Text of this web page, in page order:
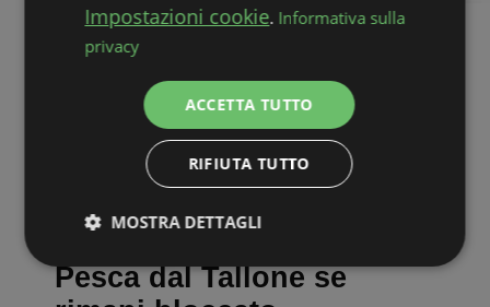
altre carte. In questo gioco rendi disponibili
nuove carte quando abbini delle carte. Per
inferiore, scopri nuove carte nella fila sopra
Le carte disponibili devono essere
scoperte, quindi non puoi giocare una carta
carta scoperta in cima alla pila degli scarti.
Pesca dal Tallone se
Impostazioni cookie. Informativa sulla
privacy
ACCETTA TUTTO
RIFIUTA TUTTO
MOSTRA DETTAGLI
Strettamente
necessari
Performance